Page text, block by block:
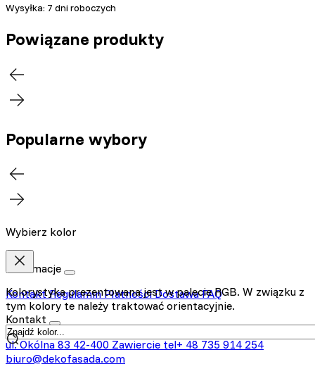
Wysyłka: 7 dni roboczych
Powiązane produkty
Popularne wybory
Wybierz kolor
Kolorystyka prezentowana jest w palecie RGB. W związku z
tym kolory te należy traktować orientacyjnie.
Informacje
KontaktRegulaminPłatnościDostawaFAQ
Kontakt
ul. Okólna 83 42-400 Zawiercie tel+ 48 735 914 254
biuro@dekofasada.com